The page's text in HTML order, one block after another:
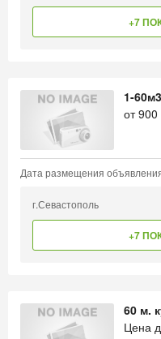
+7
1-60м3
от900
Дата размещения
г.Севастополь
+7
60 м.
Цена